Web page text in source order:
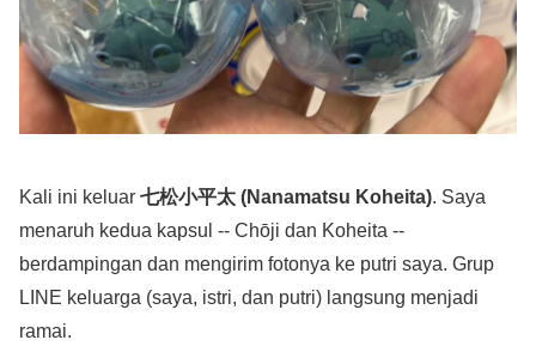
Kali ini keluar 七松小平太 (Nanamatsu Koheita). Saya
menaruh kedua kapsul -- Chōji dan Koheita --
berdampingan dan mengirim fotonya ke putri saya. Grup
LINE keluarga (saya, istri, dan putri) langsung menjadi
ramai.